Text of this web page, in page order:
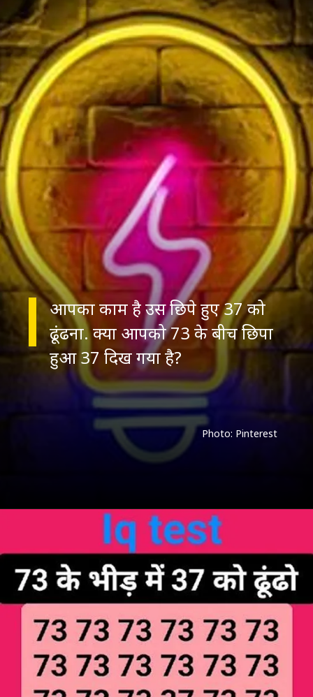
आपका काम है उस छिपे हुए 37 को
ढूंढना. क्या आपको 73 के बीच छिपा
Photo: Pinterest